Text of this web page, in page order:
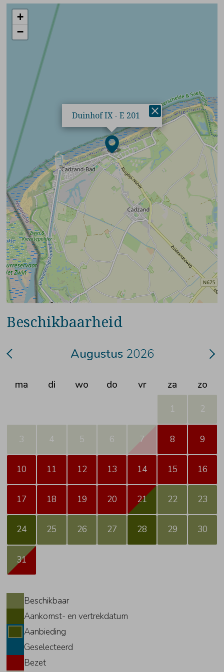
Duinhof IX - E 201
+
−
Beschikbaarheid
Augustus 2026
ma di wo do vr za zo
1 2
3 4 5 6 7 8 9
10 11 12 13 14 15 16
17 18 19 20 21 22 23
24 25 26 27 28 29 30
31
Beschikbaar
Aankomst- en vertrekdatum
Aanbieding
Geselecteerd
Bezet